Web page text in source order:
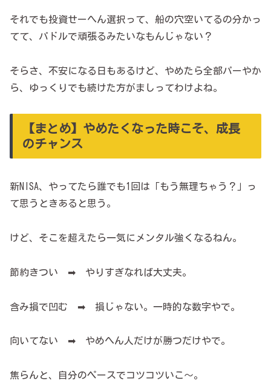
それでも投資せーへん選択って、船の穴空いてるの分かっ
てて、パドルで頑張るみたいなもんじゃない？
そらさ、不安になる日もあるけど、やめたら全部パーやか
ら、ゆっくりでも続けた方がましってわけよね。
【まとめ】やめたくなった時こそ、成長
のチャンス
新NISA、やってたら誰でも1回は「もう無理ちゃう？」っ
て思うときあると思う。
けど、そこを超えたら一気にメンタル強くなるねん。
節約きつい ➡ やりすぎなれば大丈夫。
含み損で凹む ➡ 損じゃない。一時的な数字やで。
向いてない ➡ やめへん人だけが勝つだけやで。
焦らんと、自分のペースでコツコツいこ～。